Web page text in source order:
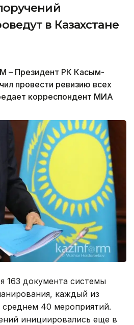
в Казахстане
Президент РК Касым-
провести ревизию всех
корреспондент МИА
163 документа системы
каждый из
40 мероприятий.
инициировались еще в